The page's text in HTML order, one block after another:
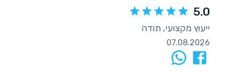
5.0
ייעוץ מקצועי, תודה
07.08.2026